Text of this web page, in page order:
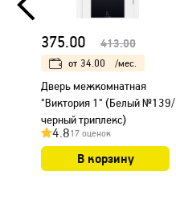
375.00 413.00
от 34.00 /мес.
Дверь межкомнатная
"Виктория 1" (Белый №139/
черный триплекс)
4.817 оценок
В корзину